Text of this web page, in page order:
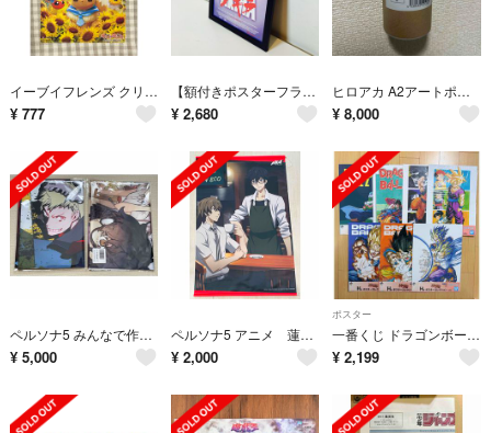
イーブイフレンズ クリアポスター
¥ 777
【額付きポスターフライヤー】AKIRA アキラ バイク(新品)
¥ 2,680
ヒロアカ A2アートポスター2枚セット 原画展 The Beginning 2
¥ 8,000
ペルソナ5 みんなで作る調査報告書 Vol.1,2 布ポスター
¥ 5,000
ペルソナ5 アニメ 蓮＆明智 タペストリー
¥ 2,000
ポスター
一番くじ ドラゴンボール スペクタクルバトル H賞 ポスターコレクション 7種
¥ 2,199